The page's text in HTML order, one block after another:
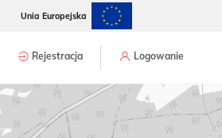
Unia Europejska
Rejestracja Logowanie